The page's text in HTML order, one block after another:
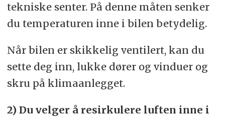
tekniske senter. På denne måten senker
du temperaturen inne i bilen betydelig.
Når bilen er skikkelig ventilert, kan du
sette deg inn, lukke dører og vinduer og
skru på klimaanlegget.
2) Du velger å resirkulere luften inne i